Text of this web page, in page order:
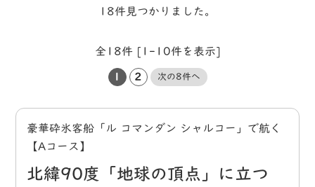
18件見つかりました。
全18件 [1-10件を表示]
2 次の8件へ
豪華砕氷客船「ル コマンダン シャルコー」で航く
【Aコース】
北緯90度「地球の頂点」に立つ